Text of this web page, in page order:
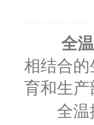
全
相结合
育和生
全温振